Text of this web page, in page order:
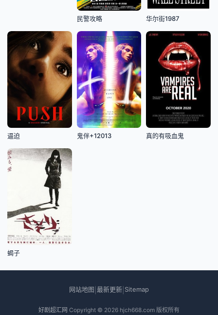
民警攻略 华尔街1987
逼迫 鬼伴+12013 真的有吸血鬼
蝎子
网站地图 最新更新 Sitemap
好剧超汇网 Copyright © 2026 hjch668.com 版权所有